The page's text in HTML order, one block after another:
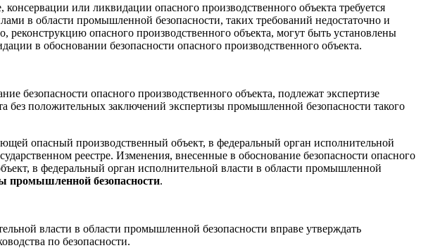
или ликвидации опасного производственного объекта требуется
в области промышленной безопасности, таких требований недостаточно и
опасного производственного объекта, могут быть установлены
в обосновании безопасности опасного производственного объекта.
безопасности опасного производственного объекта, подлежат экспертизе
без положительных заключений экспертизы промышленной безопасности такого
опасный производственный объект, в федеральный орган исполнительной
реестре. Изменения, внесенные в обоснование безопасности опасного
в федеральный орган исполнительной власти в области промышленной
промышленной безопасности.
власти в области промышленной безопасности вправе утверждать
по безопасности.